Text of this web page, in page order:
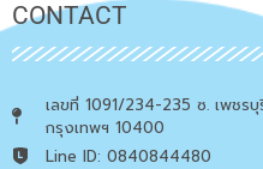
CONTACT
เลขที่ 1091/234-235 ซ. เพชร
กรุงเทพฯ 10400
Line ID: 0840844480